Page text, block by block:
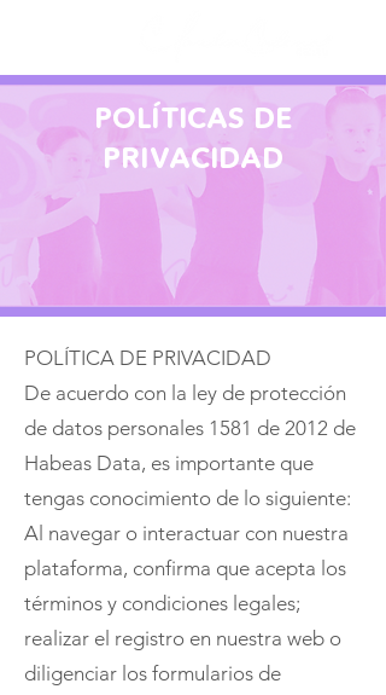
POLÍTICAS DE
PRIVACIDAD
POLÍTICA DE PRIVACIDAD
De acuerdo con la ley de protección
de datos personales 1581 de 2012 de
Habeas Data, es importante que
tengas conocimiento de lo siguiente:
Al navegar o interactuar con nuestra
plataforma, confirma que acepta los
términos y condiciones legales;
realizar el registro en nuestra web o
diligenciar los formularios de